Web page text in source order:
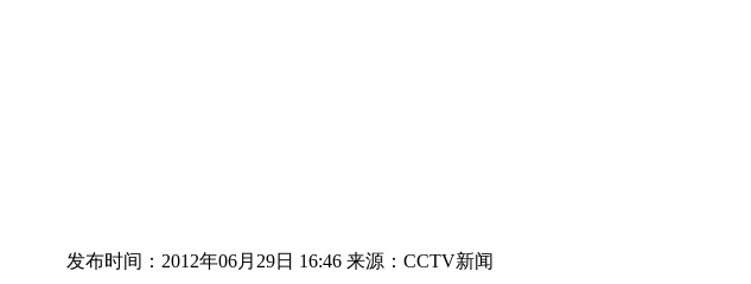
发布时间：2012年06月29日 16:46 来源：CCTV新闻